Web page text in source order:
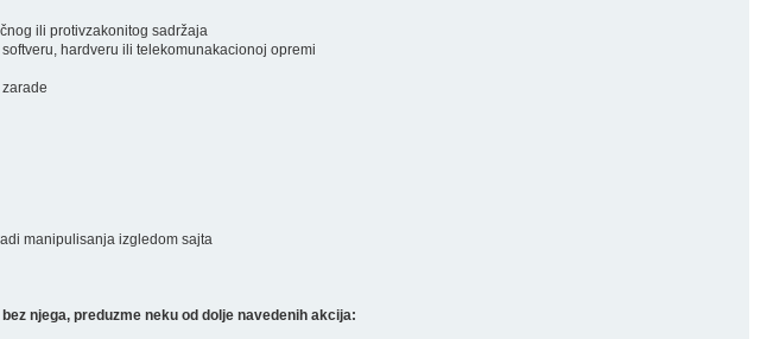
ili protivzakonitog sadržaja
hardveru ili telekomunakacionoj opremi
manipulisanja izgledom sajta
njega, preduzme neku od dolje navedenih akcija: